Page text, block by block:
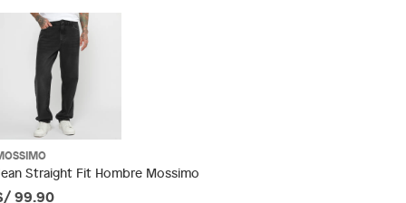
Straight Fit Hombre Mossimo
99.90